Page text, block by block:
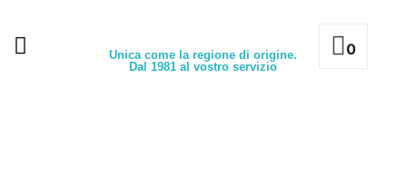
Unica come la regione di origine.
Dal 1981 al vostro servizio
0